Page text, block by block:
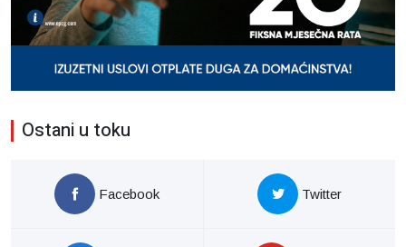
Ostani u toku
Facebook Twitter